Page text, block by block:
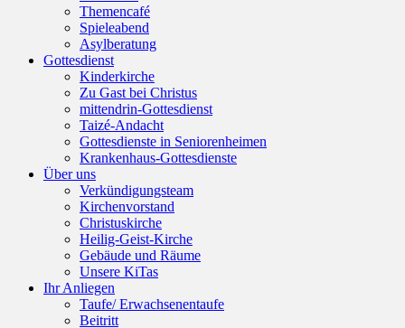
Themencafé
Spieleabend
Asylberatung
Gottesdienst
Kinderkirche
Zu Gast bei Christus
mittendrin-Gottesdienst
Taizé-Andacht
Gottesdienste in Seniorenheimen
Krankenhaus-Gottesdienste
Über uns
Verkündigungsteam
Kirchenvorstand
Christuskirche
Heilig-Geist-Kirche
Gebäude und Räume
Unsere KiTas
Ihr Anliegen
Taufe/ Erwachsenentaufe
Beitritt